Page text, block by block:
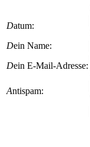
Datum:
Dein Name:
Dein E-Mail-Adresse:
Antispam: